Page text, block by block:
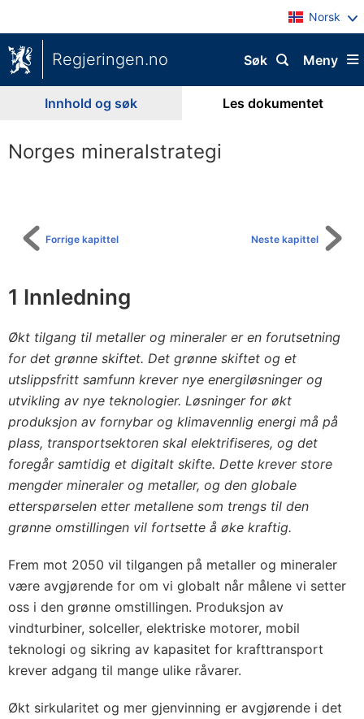
Norsk
Regjeringen.no Meny
Søk
Innhold og søk Les dokumentet
Norges mineralstrategi
Neste kapittel
Forrige kapittel
1 Innledning
Økt tilgang til metaller og mineraler er en forutsetning
for det grønne skiftet. Det grønne skiftet og et
utslippsfritt samfunn krever nye energiløsninger og
utvikling av nye teknologier. Løsninger for økt
produksjon av fornybar og klimavennlig energi må på
plass, transportsektoren skal elektrifiseres, og det
foregår samtidig et digitalt skifte. Dette krever store
mengder mineraler og metaller, og den globale
etterspørselen etter metallene som trengs til den
grønne omstillingen vil fortsette å øke kraftig.
Frem mot 2050 vil tilgangen på metaller og mineraler
være avgjørende for om vi globalt når målene vi setter
oss i den grønne omstillingen. Produksjon av
vindturbiner, solceller, elektriske motorer, mobil
teknologi og sikring av kapasitet for krafttransport
krever adgang til mange ulike råvarer.
Økt sirkularitet og mer gjenvinning er avgjørende i det